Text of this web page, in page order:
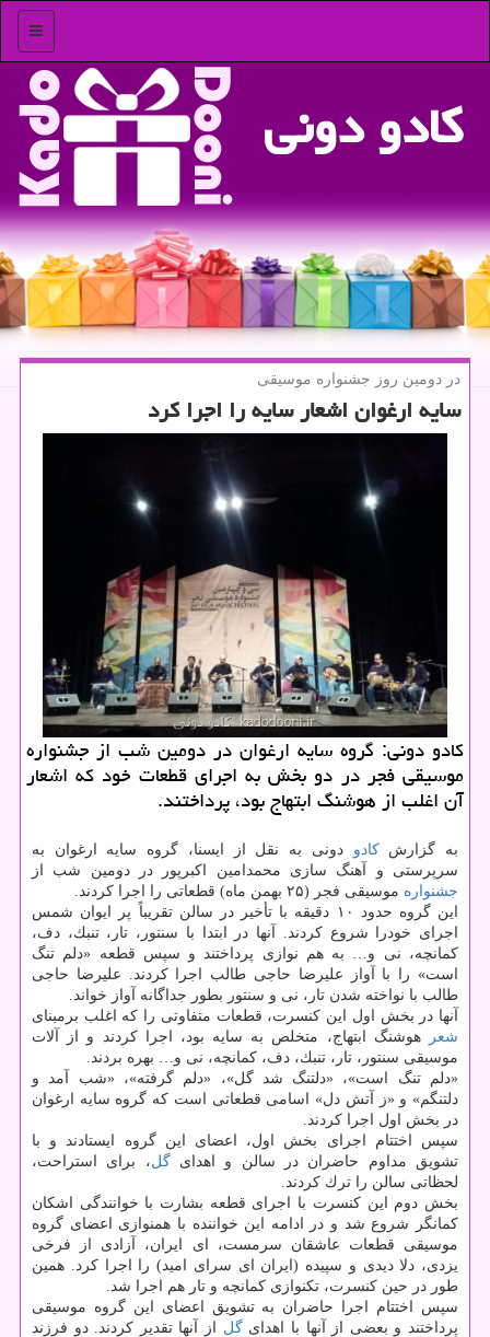
منو
كادو دونی
در دومین روز جشنواره موسیقی
سایه ارغوان اشعار سایه را اجرا كرد
كادو دونی: گروه سایه ارغوان در دومین شب از جشنواره
موسیقی فجر در دو بخش به اجرای قطعات خود كه اشعار
آن اغلب از هوشنگ ابتهاج بود، پرداختند.
به گزارشكادو دونی به نقل از ایسنا، گروه سایه ارغوان به
سرپرستی و آهنگ سازی محمدامین اكبرپور در دومین شب از
جشنواره موسیقی فجر (۲۵ بهمن ماه) قطعاتی را اجرا كردند.
این گروه حدود ۱۰ دقیقه با تأخیر در سالن تقریباً پر ایوان شمس
اجرای خودرا شروع كردند. آنها در ابتدا با سنتور، تار، تنبك، دف،
كمانچه، نی و… به هم نوازی پرداختند و سپس قطعه «دلم تنگ
است» را با آواز علیرضا حاجی طالب اجرا كردند. علیرضا حاجی
طالب با نواخته شدن تار، نی و سنتور بطور جداگانه آواز خواند.
آنها در بخش اول این كنسرت، قطعات متفاوتی را كه اغلب برمبنای
شعر
هوشنگ ابتهاج، متخلص به سایه بود، اجرا كردند و از آلات
موسیقی سنتور، تار، تنبك، دف، كمانچه، نی و… بهره بردند.
«دلم تنگ است»، «دلتنگ شد گل»، «دلم گرفته»، «شب آمد و
دلتنگم» و «ز آتش دل» اسامی قطعاتی است كه گروه سایه ارغوان
در بخش اول اجرا كردند.
سپس اختتام اجرای بخش اول، اعضای این گروه ایستادند و با
تشویق مداوم حاضران در سالن و اهدایگل، برای استراحت،
لحظاتی سالن را ترك كردند.
بخش دوم این كنسرت با اجرای قطعه بشارت با خوانندگی اشكان
كمانگر شروع شد و در ادامه این خواننده با همنوازی اعضای گروه
موسیقی قطعات عاشقان سرمست، ای ایران، آزادی از فرخی
یزدی، دلا دیدی و سپیده (ایران ای سرای امید) را اجرا كرد. همین
طور در حین كنسرت، تكنوازی كمانچه و تار هم اجرا شد.
سپس اختتام اجرا حاضران به تشویق اعضای این گروه موسیقی
پرداختند و بعضی از آنها با اهدایگل از آنها تقدیر كردند. دو فرزند